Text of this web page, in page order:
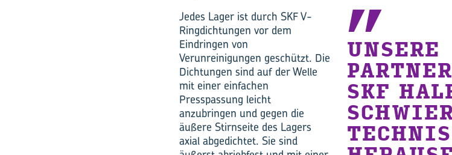
UNSERE
SKF
Jedes Lager ist durch SKF V-
Ringdichtungen vor dem
Eindringen von
Verunreinigungen geschützt. Die
Dichtungen sind auf der Welle
mit einer einfachen
Presspassung leicht
anzubringen und gegen die
äußere Stirnseite des Lagers
axial abgedichtet. Sie sind